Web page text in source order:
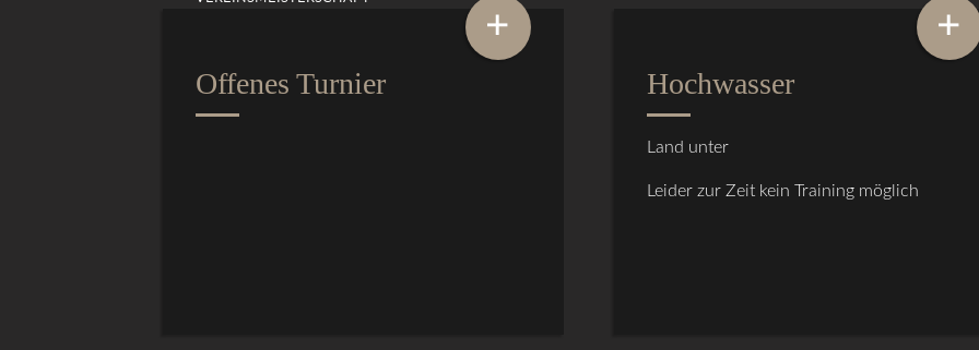
Offenes Turnier
+
Hochwasser
Land unter
Leider zur Zeit kein Training möglich
+